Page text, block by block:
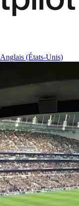
Anglais (États-Unis)